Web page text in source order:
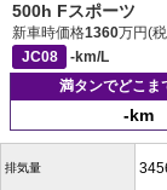
500h Fスポーツ
新車時価格1360万円(
JC08
-km/L
満タンでどこま
-km
排気量